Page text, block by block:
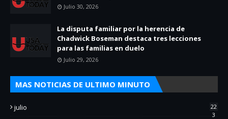
Julio 30, 2026
La disputa familiar por la herencia de
Chadwick Boseman destaca tres lecciones
para las familias en duelo
Julio 29, 2026
MAS NOTICIAS DE ULTIMO MINUTO
julio
22
3